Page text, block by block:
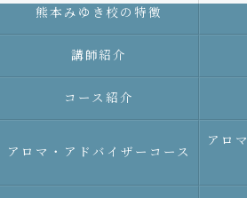
熊本みゆき校の特徴
講師紹介
コース紹介
アロマ・アドバイザーコース
アロ